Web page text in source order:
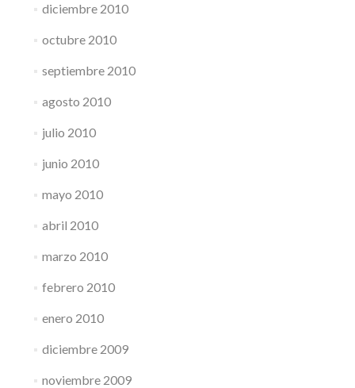
diciembre 2010
octubre 2010
septiembre 2010
agosto 2010
julio 2010
junio 2010
mayo 2010
abril 2010
marzo 2010
febrero 2010
enero 2010
diciembre 2009
noviembre 2009